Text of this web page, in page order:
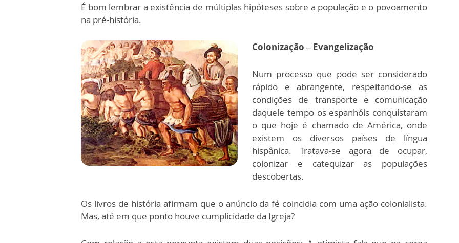
É bom lembrar a existência de múltiplas hipóteses sobre a população e o povoamento
na pré-história.
Colonização – Evangelização
Num processo que pode ser considerado
rápido e abrangente, respeitando-se as
condições de transporte e comunicação
daquele tempo os espanhóis conquistaram
o que hoje é chamado de América, onde
existem os diversos países de língua
hispânica. Tratava-se agora de ocupar,
colonizar e catequizar as populações
descobertas.
Os livros de história afirmam que o anúncio da fé coincidia com uma ação colonialista.
Mas, até em que ponto houve cumplicidade da Igreja?